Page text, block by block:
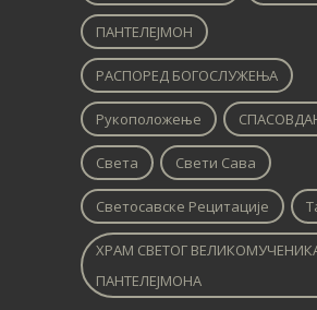
ПАНТЕЛЕЈМОН
РАСПОРЕД БОГОСЛУЖЕЊА
Рукоположење
Света Свети Сава
Светосавске Рецитације
ХРАМ СВЕТОГ
ПАНТЕЛЕЈМОНА